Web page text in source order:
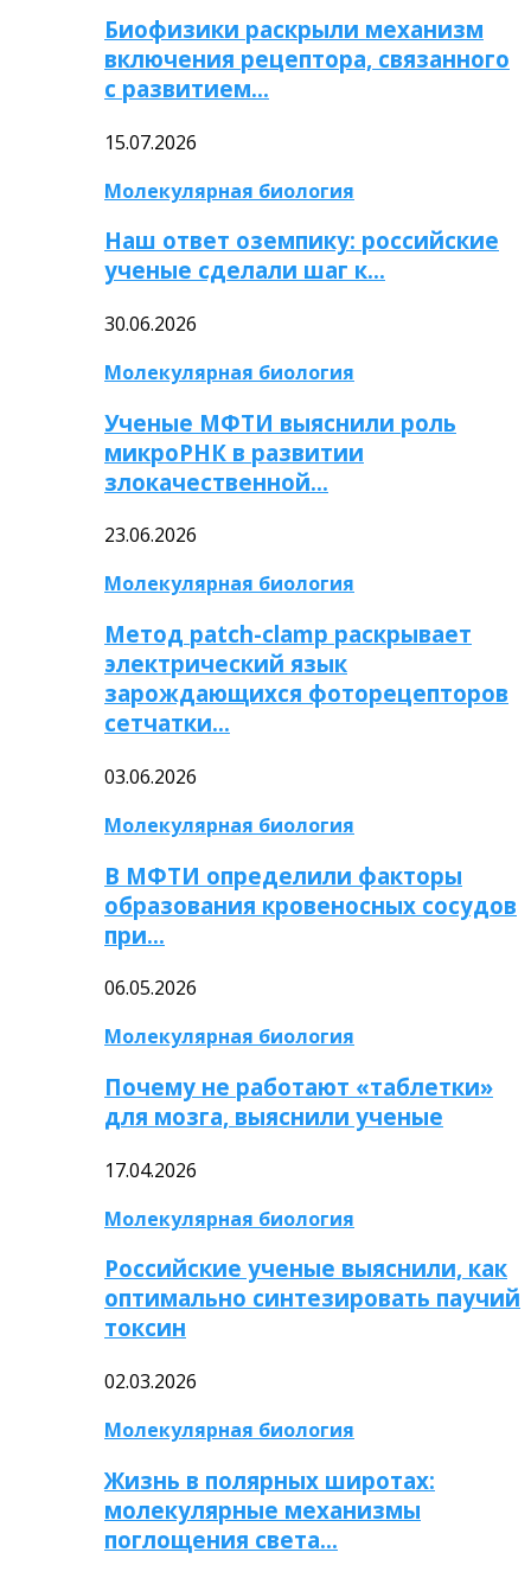
Биофизики раскрыли механизм
включения рецептора, связанного
с развитием…
15.07.2026
Молекулярная биология
Наш ответ оземпику: российские
ученые сделали шаг к…
30.06.2026
Молекулярная биология
Ученые МФТИ выяснили роль
микроРНК в развитии
злокачественной…
23.06.2026
Молекулярная биология
Метод patch-clamp раскрывает
электрический язык
зарождающихся фоторецепторов
сетчатки…
03.06.2026
Молекулярная биология
В МФТИ определили факторы
образования кровеносных сосудов
при…
06.05.2026
Молекулярная биология
Почему не работают «таблетки»
для мозга, выяснили ученые
17.04.2026
Молекулярная биология
Российские ученые выяснили, как
оптимально синтезировать паучий
токсин
02.03.2026
Молекулярная биология
Жизнь в полярных широтах:
молекулярные механизмы
поглощения света…